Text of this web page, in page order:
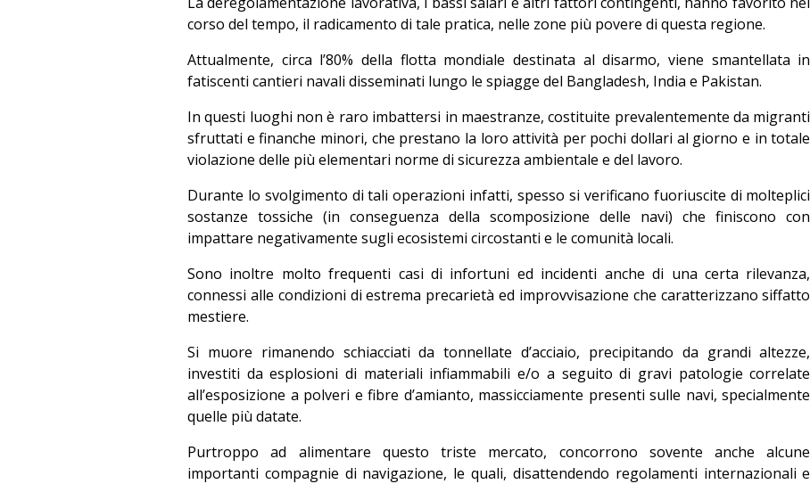
corso del tempo, il radicamento di tale pratica, nelle zone più povere di questa regione.
Attualmente, circa l’80% della flotta mondiale destinata al disarmo, viene smantellata in
fatiscenti cantieri navali disseminati lungo le spiagge del Bangladesh, India e Pakistan.
In questi luoghi non è raro imbattersi in maestranze, costituite prevalentemente da migranti
sfruttati e finanche minori, che prestano la loro attività per pochi dollari al giorno e in totale
violazione delle più elementari norme di sicurezza ambientale e del lavoro.
Durante lo svolgimento di tali operazioni infatti, spesso si verificano fuoriuscite di molteplici
sostanze tossiche (in conseguenza della scomposizione delle navi) che finiscono con
impattare negativamente sugli ecosistemi circostanti e le comunità locali.
Sono inoltre molto frequenti casi di infortuni ed incidenti anche di una certa rilevanza,
connessi alle condizioni di estrema precarietà ed improvvisazione che caratterizzano siffatto
mestiere.
Si muore rimanendo schiacciati da tonnellate d’acciaio, precipitando da grandi altezze,
investiti da esplosioni di materiali infiammabili e/o a seguito di gravi patologie correlate
all’esposizione a polveri e fibre d’amianto, massicciamente presenti sulle navi, specialmente
quelle più datate.
Purtroppo ad alimentare questo triste mercato, concorrono sovente anche alcune
importanti compagnie di navigazione, le quali, disattendendo regolamenti internazionali e